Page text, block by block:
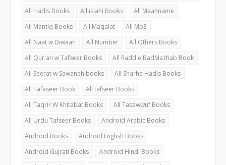
All Hadis Books
All islahi Books
All Maahname
All Mantiq Books
All Maqalat
All Mp3
All Naat w Diwaan
All Number
All Others Books
All Qur'an w Tafseer Books
All Radd e BadMazhab Book
All Seerat w Sawaneh books
All Sharhe Hadis Books
All Tafaseer Book
All tafseer Books
All Taqrir W Khitabat Books
All Tasawwuf Books
All Urdu Tafseer Books
Android Arabic Books
Android Books
Android English Books
Android Gujrati Books
Android Hindi Books